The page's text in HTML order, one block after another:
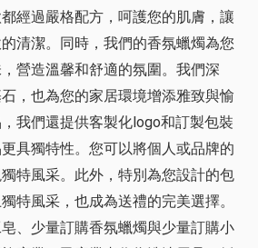
經過嚴格配方，呵護您的肌膚，讓
清潔。同時，我們的香氛蠟燭為您
營造溫馨和舒適的氛圍。我們深
，也為您的家居環境增添雅致與愉
我們還提供客製化logo和訂製包裝
具獨特性。您可以將個人或品牌的
特風采。此外，特別為您設計的包
特風采，也成為送禮的完美選擇。
、少量訂購香氛蠟燭與少量訂購小